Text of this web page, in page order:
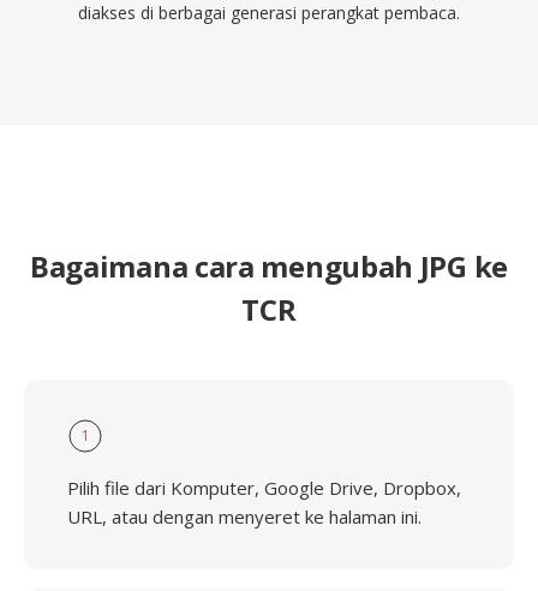
diakses di berbagai generasi perangkat pembaca.
Bagaimana cara mengubah JPG ke
TCR
1
Pilih file dari Komputer, Google Drive, Dropbox,
URL, atau dengan menyeret ke halaman ini.